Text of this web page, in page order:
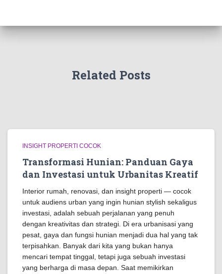
Related Posts
INSIGHT PROPERTI COCOK
Transformasi Hunian: Panduan Gaya
dan Investasi untuk Urbanitas Kreatif
Interior rumah, renovasi, dan insight properti — cocok
untuk audiens urban yang ingin hunian stylish sekaligus
investasi, adalah sebuah perjalanan yang penuh
dengan kreativitas dan strategi. Di era urbanisasi yang
pesat, gaya dan fungsi hunian menjadi dua hal yang tak
terpisahkan. Banyak dari kita yang bukan hanya
mencari tempat tinggal, tetapi juga sebuah investasi
yang berharga di masa depan. Saat memikirkan